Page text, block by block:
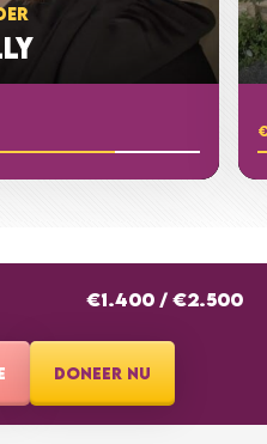
€5
€1.400 / €2.500
DONEER NU